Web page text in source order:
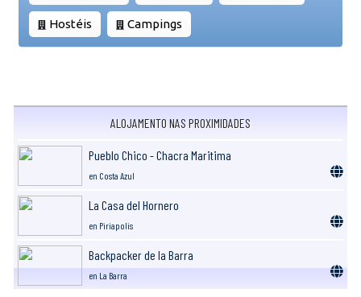
Hostéis Campings
ALOJAMENTO NAS PROXIMIDADES
Pueblo Chico - Chacra Maritima
en Costa Azul
La Casa del Hornero
en Piriapolis
Backpacker de la Barra
en La Barra